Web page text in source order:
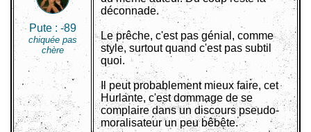
Pute : -89
chiquée pas
chère
déconnade.
Le prêche, c'est pas génial, comme
style, surtout quand c'est pas subtil
quoi.
Il peut probablement mieux faire, cet
Hurlante, c'est dommage de se
complaire dans un discours pseudo-
moralisateur un peu bêbête.